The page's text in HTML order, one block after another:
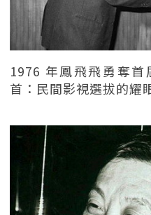
1976 年鳳飛飛勇奪
首：民間影視選拔的耀